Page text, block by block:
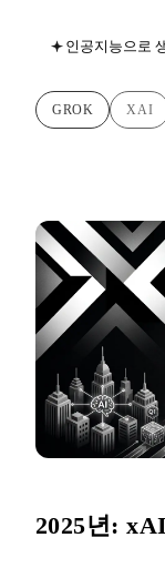
인공지능으로
GROK XAI
2025년: